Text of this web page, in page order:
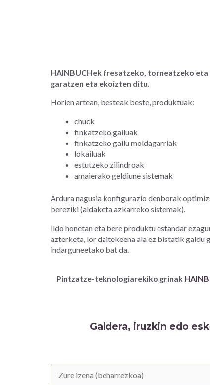
HAINBUCHek fresatzeko, torneatzeko
garatzen eta ekoizten ditu.
Horien artean, besteak beste, produktuak:
chuck
finkatzeko gailuak
finkatzeko gailu moldagarriak
lokailuak
estutzeko zilindroak
amaierako geldiune sistemak
Ardura nagusia konfigurazio denborak
bereziki (aldaketa azkarreko sistemak).
Ildo honetan eta bere produktu estandar
azterketa, lor daitekeena ala ez bistatik galdu
indarguneetako bat da.
Pintzatze-teknologiarekiko grinak
Galdera, iruzkin edo